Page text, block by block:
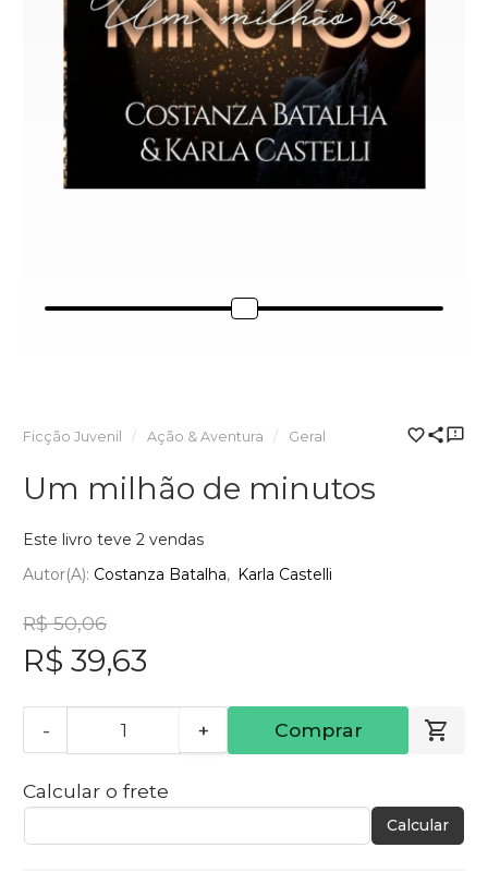
Ficção Juvenil Ação & Aventura Geral
Um milhão de minutos
Este livro teve 2 vendas
Autor(a): Costanza Batalha Karla Castelli
R$ 50,06
R$ 39,63
- + Comprar
Calcular o frete
Calcular